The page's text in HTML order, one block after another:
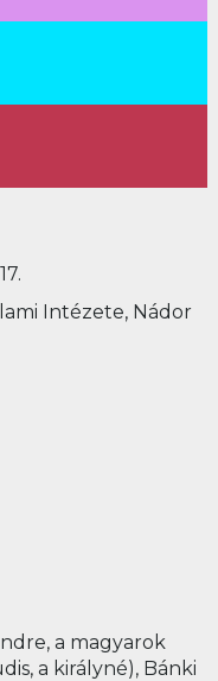
Intézete, Nádor
a magyarok
a királyné), Bánki